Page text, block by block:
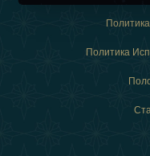
Политика